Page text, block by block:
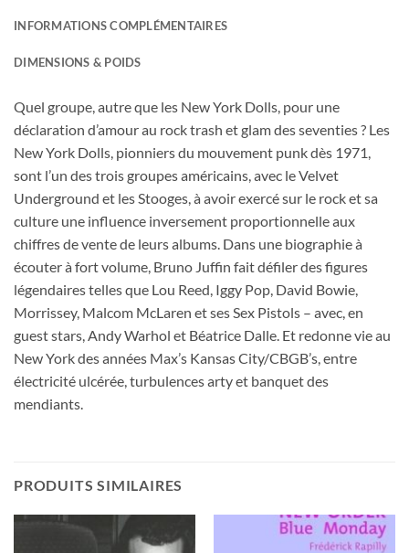
INFORMATIONS COMPLÉMENTAIRES
DIMENSIONS & POIDS
Quel groupe, autre que les New York Dolls, pour une
déclaration d’amour au rock trash et glam des seventies ? Les
New York Dolls, pionniers du mouvement punk dès 1971,
sont l’un des trois groupes américains, avec le Velvet
Underground et les Stooges, à avoir exercé sur le rock et sa
culture une influence inversement proportionnelle aux
chiffres de vente de leurs albums. Dans une biographie à
écouter à fort volume, Bruno Juffin fait défiler des figures
légendaires telles que Lou Reed, Iggy Pop, David Bowie,
Morrissey, Malcom McLaren et ses Sex Pistols – avec, en
guest stars, Andy Warhol et Béatrice Dalle. Et redonne vie au
New York des années Max’s Kansas City/CBGB’s, entre
électricité ulcérée, turbulences arty et banquet des
mendiants.
PRODUITS SIMILAIRES